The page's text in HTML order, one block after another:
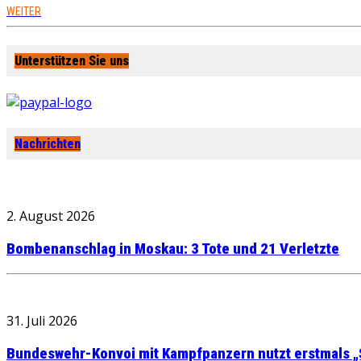
WEITER
Unterstützen Sie uns
Nachrichten
2. August 2026
Bombenanschlag in Moskau: 3 Tote und 21 Verletzte
31. Juli 2026
Bundeswehr-Konvoi mit Kampfpanzern nutzt erstmals